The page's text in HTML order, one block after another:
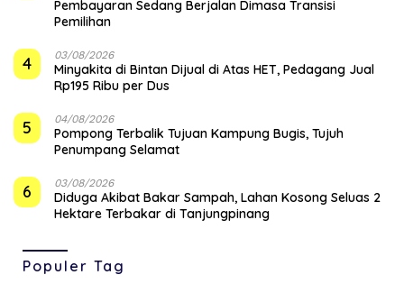
Pembayaran Sedang Berjalan Dimasa Transisi
Pemilihan
4 03/08/2026
Minyakita di Bintan Dijual di Atas HET, Pedagang Jual
Rp195 Ribu per Dus
5 04/08/2026
Pompong Terbalik Tujuan Kampung Bugis, Tujuh
Penumpang Selamat
6 03/08/2026
Diduga Akibat Bakar Sampah, Lahan Kosong Seluas 2
Hektare Terbakar di Tanjungpinang
Populer Tag